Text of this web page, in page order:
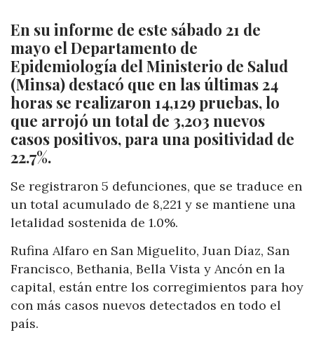
En su informe de este sábado 21 de
mayo el Departamento de
Epidemiología del Ministerio de Salud
(Minsa) destacó que en las últimas 24
horas se realizaron 14,129 pruebas, lo
que arrojó un total de 3,203 nuevos
casos positivos, para una positividad de
22.7%.
Se registraron 5 defunciones, que se traduce en
un total acumulado de 8,221 y se mantiene una
letalidad sostenida de 1.0%.
Rufina Alfaro en San Miguelito, Juan Díaz, San
Francisco, Bethania, Bella Vista y Ancón en la
capital, están entre los corregimientos para hoy
con más casos nuevos detectados en todo el
país.